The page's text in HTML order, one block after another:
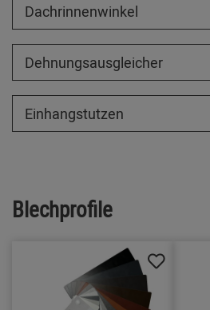
Dachrinnenwinkel
Dehnungsausgleicher
Einhangstutzen
Blechprofile